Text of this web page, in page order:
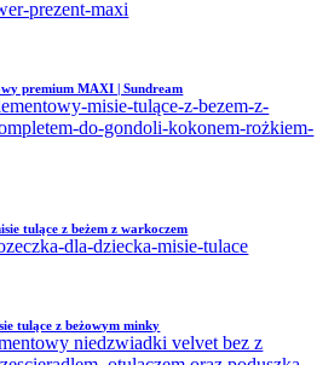
premium MAXI | Sundream
tulące z beżem z warkoczem
tulące z beżowym minky